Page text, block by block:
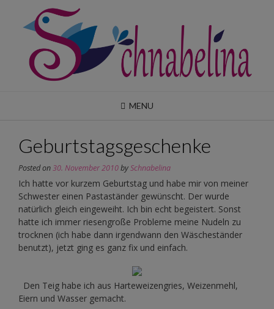
content
MENU
Geburtstagsgeschenke
Posted on30. November 2010bySchnabelina
Ich hatte vor kurzem Geburtstag und habe mir von meiner
Schwester einen Pastaständer gewünscht. Der wurde
natürlich gleich eingeweiht. Ich bin echt begeistert. Sonst
hatte ich immer riesengroße Probleme meine Nudeln zu
trocknen (ich habe dann irgendwann den Wäscheständer
benutzt), jetzt ging es ganz fix und einfach.
Den Teig habe ich aus Harteweizengries, Weizenmehl,
Eiern und Wasser gemacht.